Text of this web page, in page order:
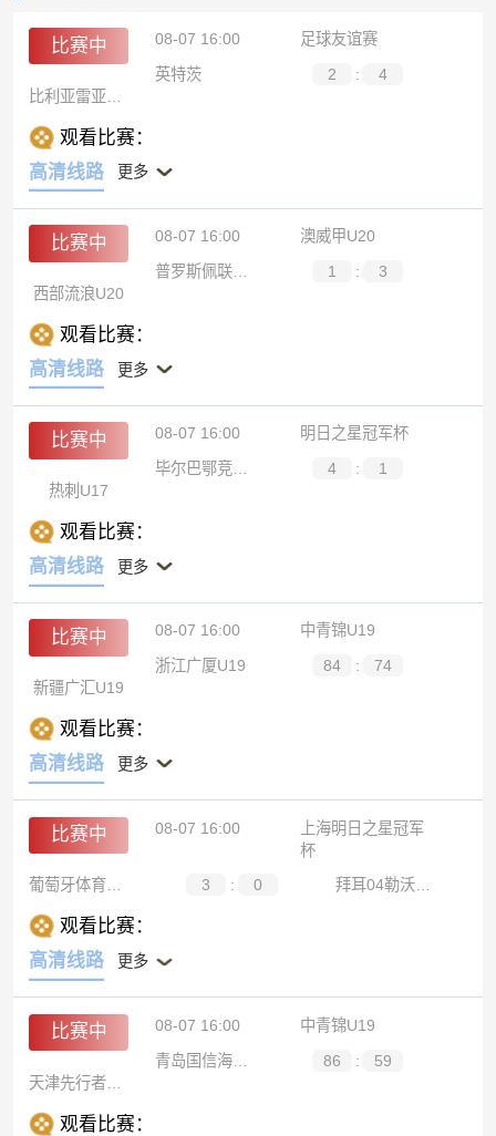
比赛中 08-07 16:00
足球友谊赛
英特茨
2 :
4
观看比赛：
高清线路
更多
比赛中 08-07 16:00
澳威甲U20
普罗斯佩联U20
1 :
3
西部流浪U20
观看比赛：
高清线路
更多
比赛中 08-07 16:00
明日之星冠军杯
毕尔巴鄂竞技U17
4 :
1
热刺U17
观看比赛：
高清线路
更多
比赛中 08-07 16:00
中青锦U19
浙江广厦U19
84 :
74
新疆广汇U19
观看比赛：
高清线路
更多
比赛中 08-07 16:00
上海明日之星冠军
杯
葡萄牙体育U17
3 : 0 拜耳04勒沃库森U17
观看比赛：
高清线路
更多
比赛中 08-07 16:00
中青锦U19
青岛国信海天U19
86 :
59
观看比赛：